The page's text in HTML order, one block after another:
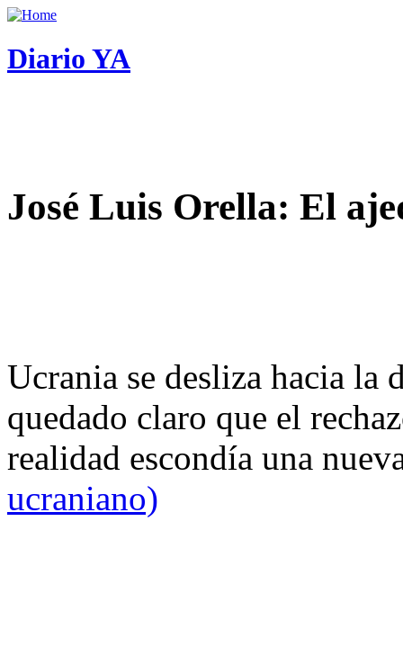
Diario YA
José Luis Orella: El
Ucrania se desliza hacia
quedado claro que el
realidad escondía una
ucraniano)